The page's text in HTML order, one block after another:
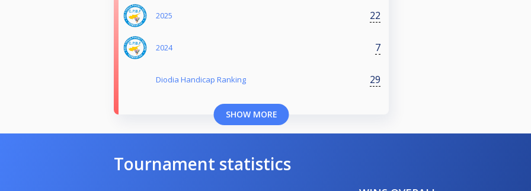
2025 22
2024 7
Diodia Handicap Ranking 29
SHOW MORE
Tournament statistics